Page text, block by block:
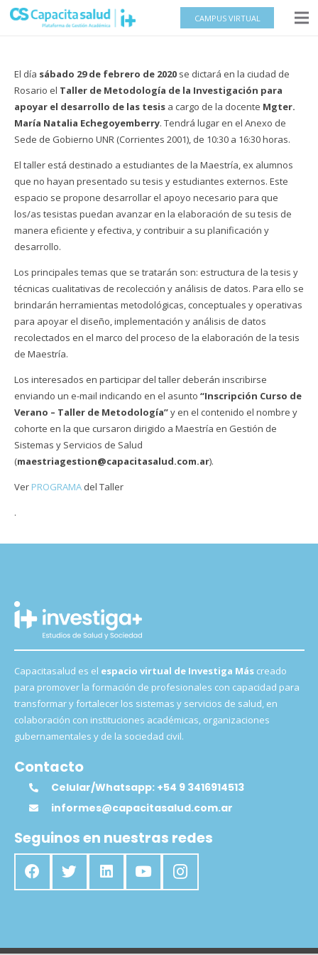
CAMPUS VIRTUAL
El día sábado 29 de febrero de 2020se dictará en la ciudad de
Rosario el Taller de Metodología de la Investigación para
apoyar el desarrollo de las tesisa cargo de la docente Mgter.
María Natalia Echegoyemberry. Tendrá lugar en el Anexo de
Sede de Gobierno UNR (Corrientes 2001), de 10:30 a 16:30 horas.
El taller está destinado a estudiantes de la Maestría, ex alumnos
que no hayan presentado su tesis y estudiantes externos. Este
espacio se propone desarrollar el apoyo necesario para que
los/as tesistas puedan avanzar en la elaboración de su tesis de
manera eficiente y efectiva, y contribuir a su planificación y
desarrollo.
Los principales temas que se tratarán son: estructura de la tesis y
técnicas cualitativas de recolección y análisis de datos. Para ello se
brindarán herramientas metodológicas, conceptuales y operativas
para apoyar el diseño, implementación y análisis de datos
recolectados en el marco del proceso de la elaboración de la tesis
de Maestría.
Los interesados en participar del taller deberán inscribirse
enviando un e-mail indicando en el asunto “Inscripción Curso de
Verano – Taller de Metodología”y en el contenido el nombre y
cohorte en la que cursaron dirigido a Maestría en Gestión de
Sistemas y Servicios de Salud
(maestriagestion@capacitasalud.com.ar).
Ver PROGRAMAdel Taller
.
Capacitasalud es el espacio virtual de Investiga Máscreado
para promover la formación de profesionales con capacidad para
transformar y fortalecer los sistemas y servicios de salud, en
colaboración con instituciones académicas, organizaciones
gubernamentales y de la sociedad civil.
Contacto
Celular/Whatsapp: +54 9 3416914513
informes@capacitasalud.com.ar
Seguinos en nuestras redes